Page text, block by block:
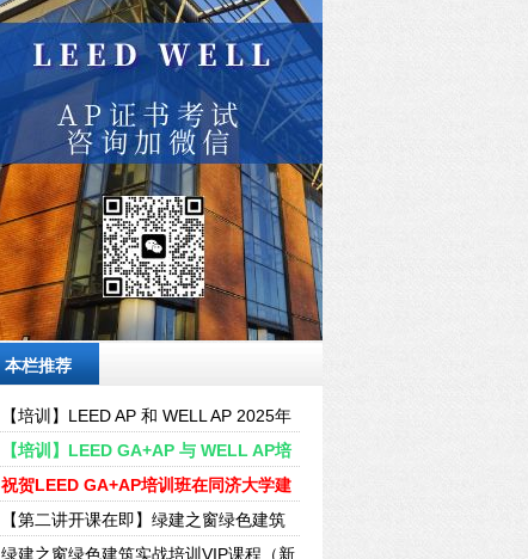
本栏推荐
【培训】LEED AP 和 WELL AP 2025年
培训计划表（实时更新4-6月）
【培训】LEED GA+AP 与 WELL AP培
训计划2024年-01-04月时间表
祝贺LEED GA+AP培训班在同济大学建
筑设计院2024年1月20-21日成功召开
【第二讲开课在即】绿建之窗绿色建筑
实战培训VIP课程（新国标）（上海站）
绿建之窗绿色建筑实战培训VIP课程（新